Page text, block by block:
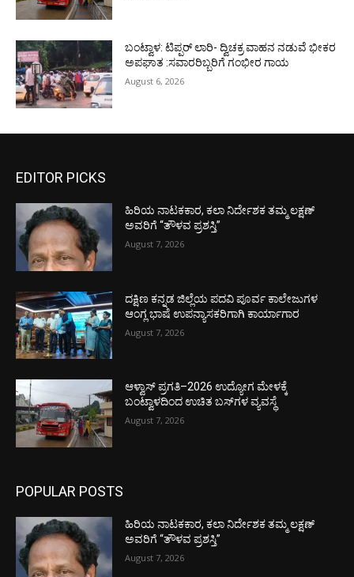
ಬಂಟ್ವಾಳ: ಟಿಪ್ಪರ್ ಲಾರಿ- ದ್ವಿಚಕ್ರ ವಾಹನ ನಡುವೆ ಭೀಕರ
ಅಪಘಾತ :ಸವಾರರಿಬ್ಬರಿಗೆ ಗಂಭೀರ ಗಾಯ
August 6, 2026
EDITOR PICKS
ಹಿರಿಯ ನಾಟಕಕಾರ, ಕಲಾ ನಿರ್ದೇಶಕ ತಮ್ಮ ಲಕ್ಷಣ್
ಅವರಿಗೆ “ತೌಳವ ಪ್ರಶಸ್ತಿ”
August 7, 2026
ದಕ್ಷಿಣ ಕನ್ನಡ ಜಿಲ್ಲೆಯ ಪದವಿ ಪೂರ್ವ ಕಾಲೇಜುಗಳ
ಆಂಗ್ಲ ಭಾಷೆ ಉಪನ್ಯಾಸಕರಿಗಾಗಿ ಕಾರ್ಯಾಗಾರ
August 7, 2026
ಆಳ್ವಾಸ್ ಪ್ರಗತಿ–2026 ಉದ್ಯೋಗ ಮೇಳಕ್ಕೆ
ಬಂಟ್ವಾಳದಿಂದ ಉಚಿತ ಬಸ್‌ಗಳ ವ್ಯವಸ್ಥೆ
August 7, 2026
POPULAR POSTS
ಹಿರಿಯ ನಾಟಕಕಾರ, ಕಲಾ ನಿರ್ದೇಶಕ ತಮ್ಮ ಲಕ್ಷಣ್
ಅವರಿಗೆ “ತೌಳವ ಪ್ರಶಸ್ತಿ”
August 7, 2026